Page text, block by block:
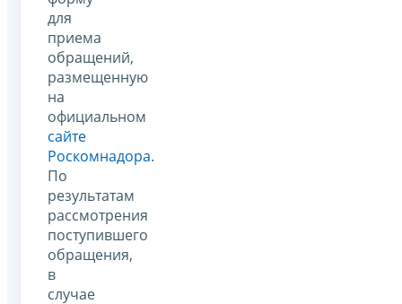
для
приема
обращений,
размещенную
на
официальном
сайте
Роскомнадора.
По
результатам
рассмотрения
поступившего
обращения,
в
случае